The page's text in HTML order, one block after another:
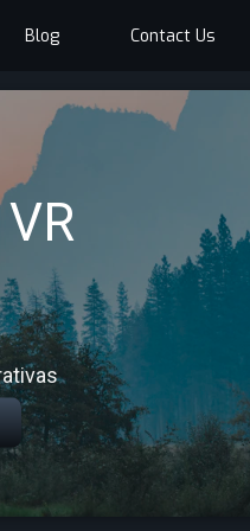
Blog Contact Us